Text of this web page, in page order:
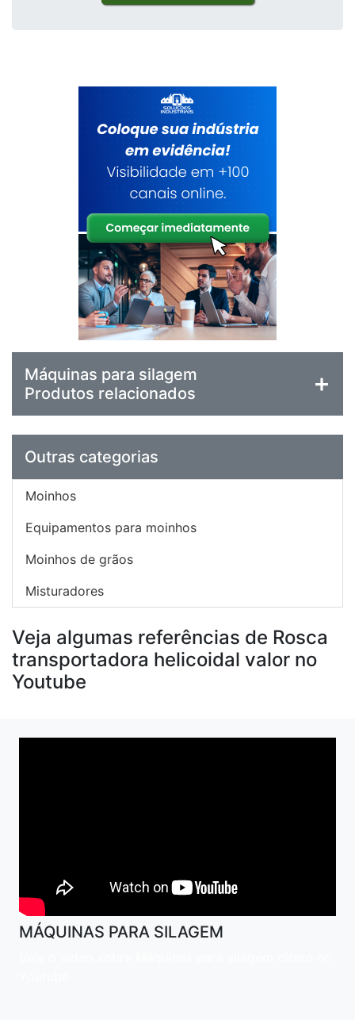
Máquinas para silagem
Produtos relacionados
Outras categorias
Moinhos
Equipamentos para moinhos
Moinhos de grãos
Misturadores
Veja algumas referências de Rosca
transportadora helicoidal valor no
Youtube
MÁQUINAS PARA SILAGEM